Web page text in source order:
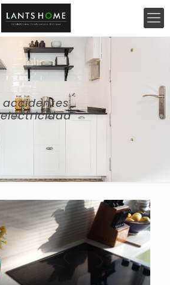
accidentes
electricidad